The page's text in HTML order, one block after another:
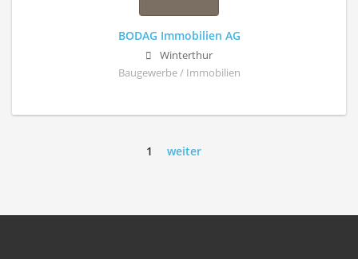
BODAG Immobilien AG
Winterthur
Baugewerbe / Immobilien
1 weiter